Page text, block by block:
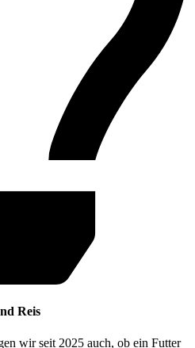
Reis
wir seit 2025 auch, ob ein Futter